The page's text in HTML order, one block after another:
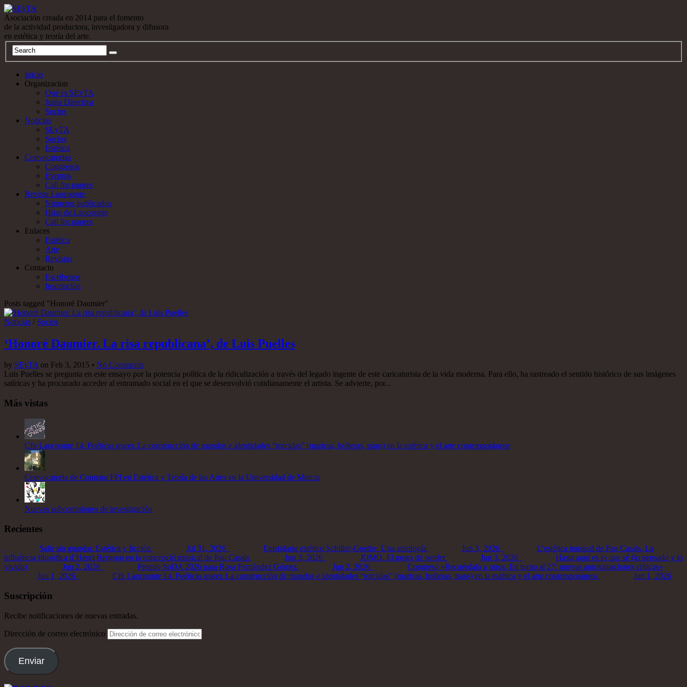
Asociación creada en 2014 para el fomento
de la actividad productora, investigadora y difusora
en estética y teoría del arte.
Inicio
Organizacion
Qué es SEyTA
Junta Directiva
Socios
Noticias
SEyTA
Socios
Estética
Convocatorias
Congresos
Eventos
Call for papers
Revista Laocoonte
Números publicados
Hijas de Laocoonte
Call for papers
Enlaces
Estética
Arte
Revistas
Contacto
Escríbenos
Inscripción
Posts tagged "Honoré Daumier"
Noticias / Socios
‘Honoré Daumier. La risa republicana’, de Luis Puelles
by SEyTAon Feb 3, 2015 • No Comments
Luis Puelles se pregunta en este ensayo por la potencia política de la ridiculización a través del legado ingente de este caricaturista de la vida moderna. Para ello, ha rastreado el sentido histórico de sus imágenes
satíricas y ha procurado acceder al entramado social en el que se desenvolvió cotidianamente el artista. Se advierte, por...
Más vistas
Cfp Laocoonte 14. Poéticas queer. La construcción de mundos e identidades “torcidas” (maricas, bolleras, trans) en la estética y el arte contemporáneos
Convocatoria de Contrato FPI en Estética y Teoría de las Artes en la Universidad de Murcia
Nuevas subcomisiones de investigación
Recientes
Salir sin guardar. Estética y ficción Jul 31, 2026 Epistolario estético Schiller-Goethe. Una antología Jun 3, 2026
L’estètica musical de Pau Casals. La
influència filosòfica d’Henri Bergson en la concepció musical de Pau Casals
Jun 3, 2026 JOMO. El gusto de perder Jun 3, 2026
Hasta aquí es lo que sé (lo pensado y lo
vivido)
Jun 2, 2026 Premio SoDA 2026 para Rosa Fernández Gómez Jun 2, 2026
Congreso «Recuérdalo a otros. En torno al 27: nuevas aproximaciones críticas»
Jun 1, 2026
Cfp Laocoonte 14. Poéticas queer. La construcción de mundos e identidades “torcidas” (maricas, bolleras, trans) en la estética y el arte contemporáneos Jun 1, 2026
Suscripción
Recibe notificaciones de nuevas entradas.
Dirección de correo electrónico
Enviar